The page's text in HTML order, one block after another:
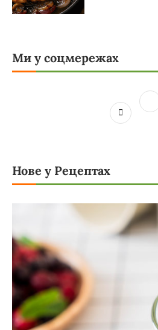
Ми у соцмережах
Нове у Рецептах